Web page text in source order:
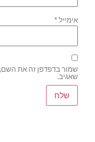
אימייל*
שמור בדפדפן זה את
שאגיב.